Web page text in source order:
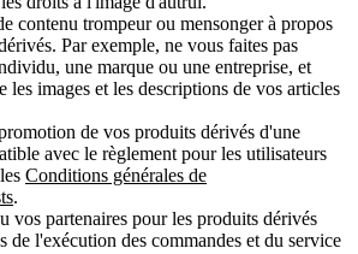
contenu trompeur ou mensonger à propos
Par exemple, ne vous faites pas
une marque ou une entreprise, et
les images et les descriptions de vos articles
de vos produits dérivés d'une
avec le règlement pour les utilisateurs
Conditions générales de
.
vos partenaires pour les produits dérivés
de l'exécution des commandes et du service